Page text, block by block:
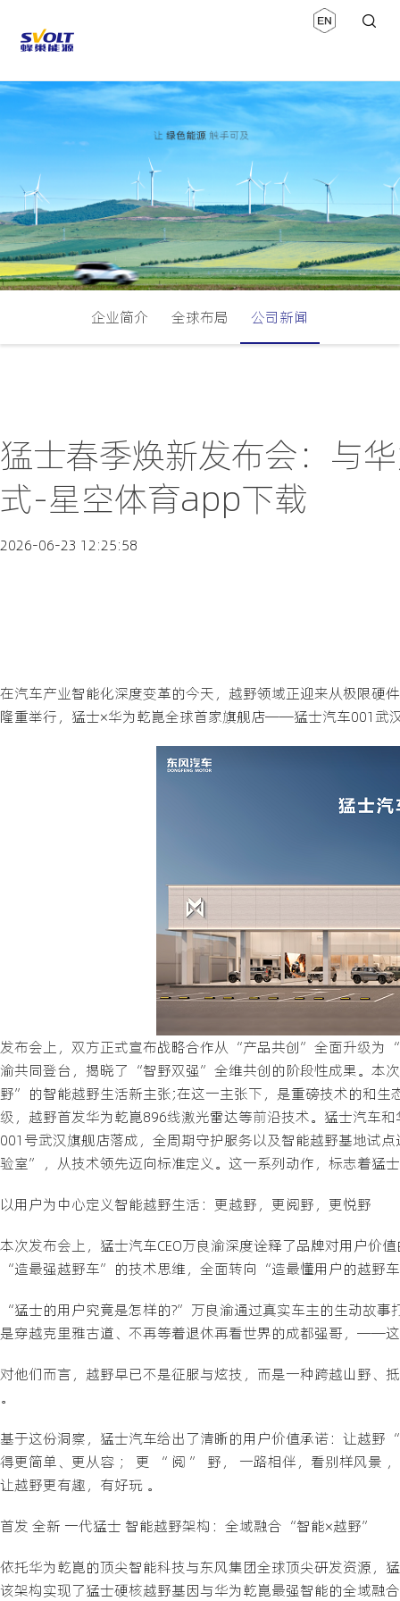
企业简介 全球布局 公司新闻
猛士春季焕新发布会：与
式-星空体育app下载
2026-06-23 12:25:58
在汽车产业智能化深度变革的今天，越野领域正迎来从极限硬
隆重举行，猛士×华为乾崑全球首家旗舰店——猛士汽车001武
发布会上，双方正式宣布战略合作从“产品共创”全面升级为
渝共同登台，揭晓了“智野双强”全维共创的阶段性成果。本
野”的智能越野生活新主张;在这一主张下，是重磅技术的和生
级，越野首发华为乾崑896线激光雷达等前沿技术。猛士汽车
001号武汉旗舰店落成，全周期守护服务以及智能越野基地试
验室”，从技术领先迈向标准定义。这一系列动作，标志着猛
以用户为中心定义智能越野生活：更越野，更阅野，更悦野
本次发布会上，猛士汽车CEO万良渝深度诠释了品牌对用户价
“造最强越野车”的技术思维，全面转向“造最懂用户的越野
“猛士的用户究竟是怎样的?”万良渝通过真实车主的生动故
是穿越克里雅古道、不再等着退休再看世界的成都强哥，——
对他们而言，越野早已不是征服与炫技，而是一种跨越山野
。
基于这份洞察，猛士汽车给出了清晰的用户价值承诺：让越
得更简单、更从容 ； 更 “ 阅 ” 野， 一路相伴，看别样风景
让越野更有趣，有好玩 。
首发 全新 一代猛士 智能越野架构：全域融合“智能×越野”
依托华为乾崑的顶尖智能科技与东风集团全球顶尖研发资源
该架构实现了猛士硬核越野基因与华为乾崑最强智能的全域融